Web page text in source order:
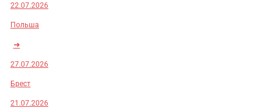
22.07.2026
Польша
➜
27.07.2026
Брест
21.07.2026